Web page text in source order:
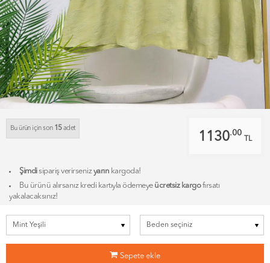
Bu ürün için son 15adet
1130.00
TL
Şimdisipariş verirsenizyarın kargoda!
Bu ürünü alırsanız kredi kartıyla ödemeye ücretsiz kargofırsatı
yakalacaksınız!
b Sepete ekle